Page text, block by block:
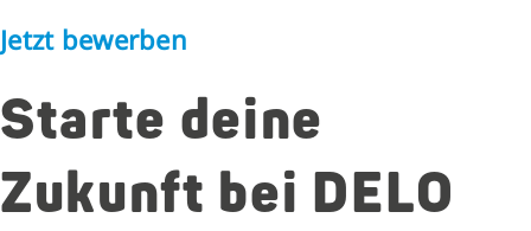
Jetzt bewerben
Starte deine
Zukunft bei DELO